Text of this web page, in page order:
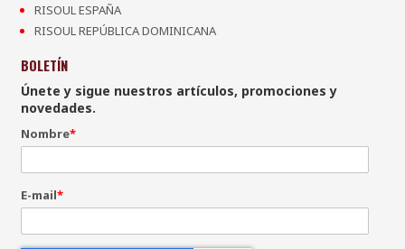
RISOUL ESPAÑA
RISOUL REPÚBLICA DOMINICANA
BOLETÍN
Únete y sigue nuestros artículos, promociones y
novedades.
Nombre*
E-mail*